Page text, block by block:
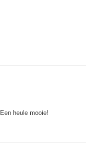
Een heule mooie!